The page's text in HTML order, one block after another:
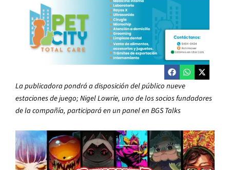
La publicadora pondrá a disposición del público nueve
estaciones de juego; Nigel Lowrie, uno de los socios fundadores
de la compañía, participará en un panel en BGS Talks